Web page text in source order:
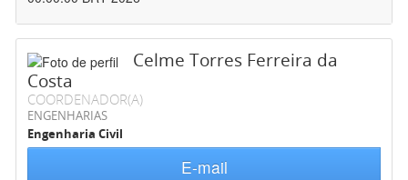
Celme Torres Ferreira da
Costa
COORDENADOR(A)
ENGENHARIAS
Engenharia Civil
E-mail